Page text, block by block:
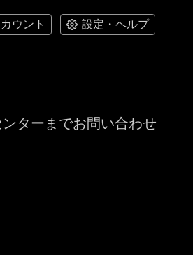
ウント 設定・ヘルプ
ターまでお問い合わせ